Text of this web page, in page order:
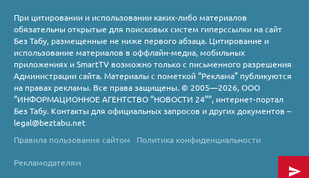
При цитировании и использовании каких-либо материалов
обязательны открытые для поисковых систем гиперссылки на сайт
Без Табу, размещенные не ниже первого абзаца. Цитирование и
использование материалов в оффлайн-медиа, мобильных
приложениях и SmartTV возможно только с письменного разрешения
Администрации сайта. Материалы с пометкой “Реклама” публикуются
на правах рекламы. Все права защищены. © 2005—2026, ООО
“ИНФОРМАЦИОННОЕ АГЕНТСТВО “НОВОСТИ 24””, интернет-портал
Без Табу. Контакты для официальных запросов и других документов –
legal@beztabu.net
Правила пользования сайтом
Политика конфиденциальности
Рекламодателям